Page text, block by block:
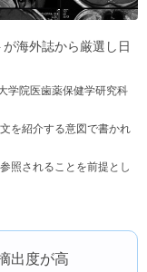
海外誌から厳選し日
学院医歯薬保健学研究科
を紹介する意図で書かれ
照されることを前提とし
出度が高